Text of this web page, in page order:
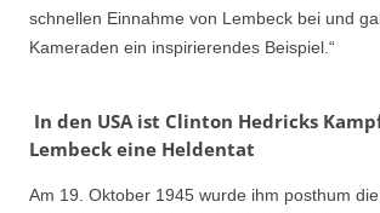
schnellen Einnahme von Lembeck bei und
Kameraden ein inspirierendes Beispiel.“
In den USA ist Clinton Hedricks
Lembeck eine Heldentat
Am 19. Oktober 1945 wurde ihm posthum